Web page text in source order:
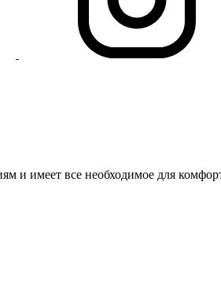
и имеет все необходимое для